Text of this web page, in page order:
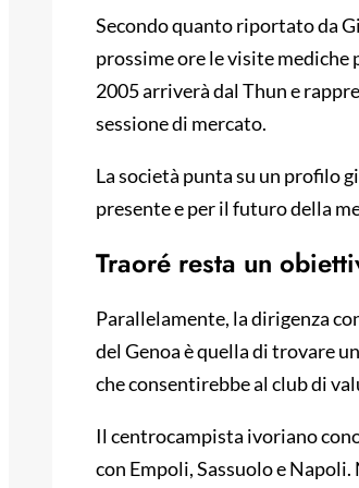
Secondo quanto riportato da
prossime ore le visite mediche
2005 arriverà dal Thun e
sessione di mercato.
La società punta su un profilo
presente e per il futuro della
Traoré resta un
Parallelamente, la dirigenza
del Genoa è quella di trovare
che consentirebbe al club di
Il centrocampista ivoriano
con Empoli, Sassuolo e